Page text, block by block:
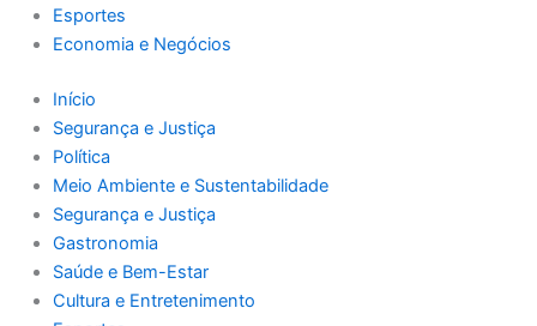
Esportes
Economia e Negócios
Início
Segurança e Justiça
Política
Meio Ambiente e Sustentabilidade
Segurança e Justiça
Gastronomia
Saúde e Bem-Estar
Cultura e Entretenimento